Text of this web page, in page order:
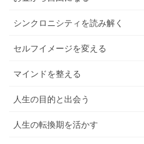
シンクロニシティを読み解く
セルフイメージを変える
マインドを整える
人生の目的と出会う
人生の転換期を活かす